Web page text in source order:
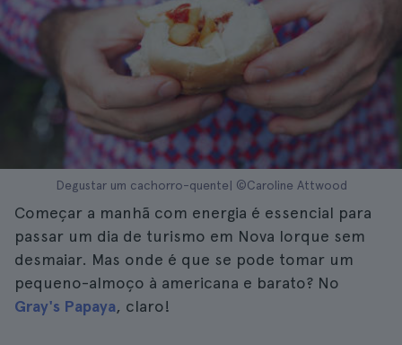
Degustar um cachorro-quente| ©Caroline Attwood
Começar a manhã com energia é essencial para
passar um dia de turismo em Nova Iorque sem
desmaiar. Mas onde é que se pode tomar um
pequeno-almoço à americana e barato? No
Gray's Papaya, claro!